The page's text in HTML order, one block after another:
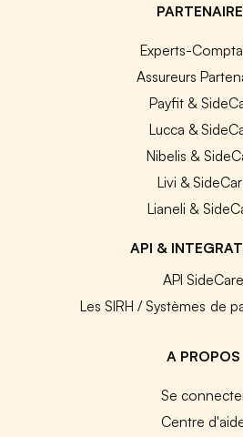
Experts-
Assureurs
Payfit &
Lucca &
Nibelis &
Livi &
Lianeli &
API &
API SideCare
Les SIRH / Systèmes de
A PROPOS
Se
Centre